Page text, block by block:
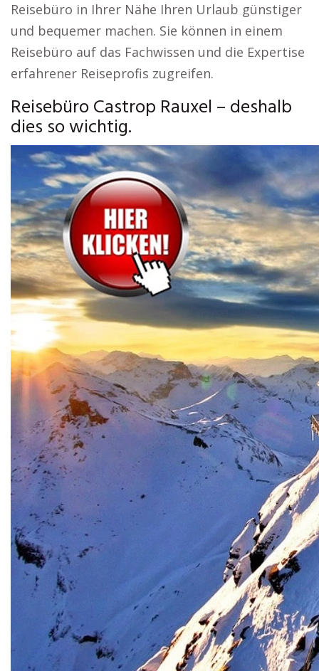
Reisebüro in Ihrer Nähe Ihren Urlaub günstiger
und bequemer machen. Sie können in einem
Reisebüro auf das Fachwissen und die Expertise
erfahrener Reiseprofis zugreifen.
Reisebüro Castrop Rauxel – deshalb
dies so wichtig.